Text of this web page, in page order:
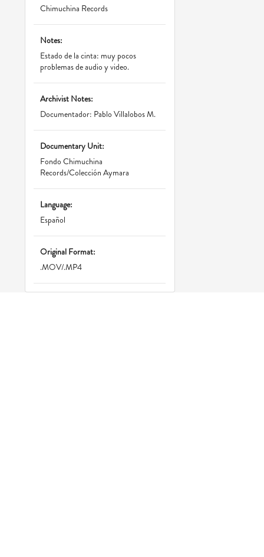
Chimuchina Records
Notes:
Estado de la cinta: muy pocos
problemas de audio y video.
Archivist Notes:
Documentador: Pablo Villalobos M.
Documentary Unit:
Fondo Chimuchina
Records/Colección Aymara
Language:
Español
Original Format:
.MOV/.MP4